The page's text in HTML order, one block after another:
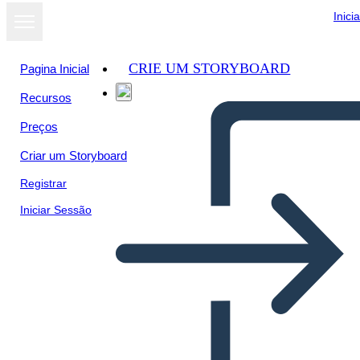
Pagina Inicial
Recursos
Preços
Criar um Storyboard
Registrar
Iniciar Sessão
CRIE UM STORYBOARD